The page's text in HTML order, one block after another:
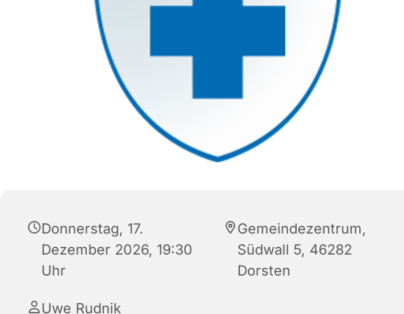
Donnerstag, 17.
Dezember 2026, 19:30
Uhr
Gemeindezentrum,
Südwall 5, 46282
Dorsten
Uwe Rudnik